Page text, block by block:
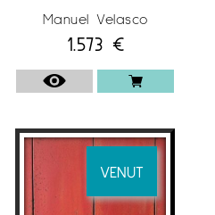
Manuel Velasco
1.573 €
VENUT